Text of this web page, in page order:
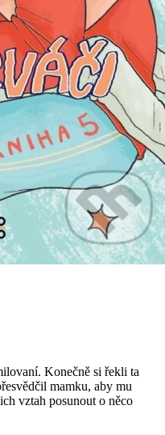
Konečně si řekli ta
mamku, aby mu
vztah posunout o něco